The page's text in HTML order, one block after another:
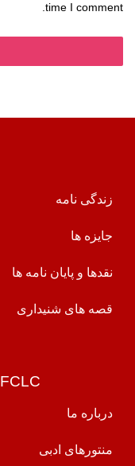
time I comment.
زندگی نامه
جایزه ها
نقدها و پایان نامه ها
قصه های شنیداری
FCLC (مرکز ادبیات کودک)
درباره ما
منتورهای ادبی